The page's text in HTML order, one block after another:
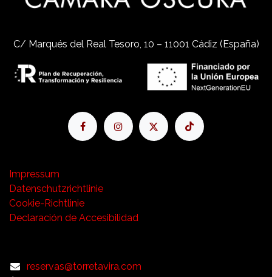
Impressum
Datenschutzrichtlinie
Cookie-Richtlinie
Declaración de Accesibilidad
C/ Marqués del Real Tesoro, 10 – 11001 Cádiz (España)
reservas@torretavira.com